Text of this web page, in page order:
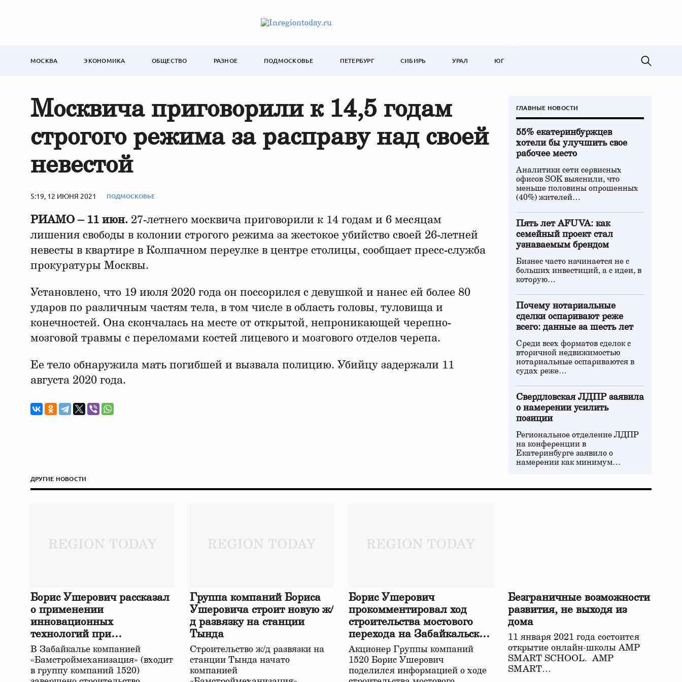
МОСКВА ЭКОНОМИКА ОБЩЕСТВО РАЗНОЕ ПОДМОСКОВЬЕ ПЕТЕРБУРГ СИБИРЬ УРАЛ ЮГ
Москвича приговорили к 14,5 годам
строгого режима за расправу над своей
невестой
5:19, 12 ИЮНЯ 2021 ПОДМОСКОВЬЕ
РИАМО – 11 июн. 27-летнего москвича приговорили к 14 годам и 6 месяцам
лишения свободы в колонии строгого режима за жестокое убийство своей 26-летней
невесты в квартире в Колпачном переулке в центре столицы, сообщает пресс-служба
прокуратуры Москвы.
Установлено, что 19 июля 2020 года он поссорился с девушкой и нанес ей более 80
ударов по различным частям тела, в том числе в область головы, туловища и
конечностей. Она скончалась на месте от открытой, непроникающей черепно-
мозговой травмы с переломами костей лицевого и мозгового отделов черепа.
Ее тело обнаружила мать погибшей и вызвала полицию. Убийцу задержали 11
августа 2020 года.
ГЛАВНЫЕ НОВОСТИ
55% екатеринбуржцев
хотели бы улучшить свое
рабочее место
Аналитики сети сервисных
офисов SOK выяснили, что
меньше половины опрошенных
(40%) жителей…
Пять лет AFUVA: как
семейный проект стал
узнаваемым брендом
Бизнес часто начинается не с
больших инвестиций, а с идеи, в
которую…
Почему нотариальные
сделки оспаривают реже
всего: данные за шесть лет
Среди всех форматов сделок с
вторичной недвижимостью
нотариальные оспариваются в
судах реже…
Свердловская ЛДПР заявила
о намерении усилить
позиции
Региональное отделение ЛДПР
на конференции в
Екатеринбурге заявило о
намерении как минимум…
ДРУГИЕ НОВОСТИ
Борис Ушерович рассказал
о применении
инновационных
технологий при
строительстве нового моста
в Забайкалье
В Забайкалье компанией
«Бамстроймеханизация» (входит
в группу компаний 1520)
Группа компаний Бориса
Ушеровича строит новую ж/
д развязку на станции
Тында
Строительство ж/д развязки на
станции Тында начато
компанией
Борис Ушерович
прокомментировал ход
строительства мостового
перехода на Забайкальской
железной дороге
Акционер Группы компаний
1520 Борис Ушерович
поделился информацией о ходе
Безграничные возможности
развития, не выходя из
дома
11 января 2021 года состоится
открытие онлайн-школы АМР
SMART SCHOOL. АМР
SMART…